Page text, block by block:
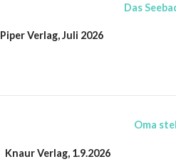
Das
Piper Verlag, Juli 2026
Oma
Knaur Verlag, 1.9.2026